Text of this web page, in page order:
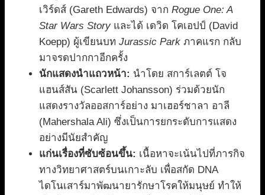
เวิร์ดส์ (Gareth Edwards) จาก Rogue One: A
Star Wars Story และได้ เดวิด โคเอปป์ (David
Koepp) ผู้เขียนบท Jurassic Park ภาคแรก กลับ
มาจรดปากกาอีกครั้ง
นักแสดงนำแถวหน้า: นำโดย สการ์เลตต์ โจ
แฮนส์สัน (Scarlett Johansson) ร่วมด้วยนัก
แสดงรางวัลออสการ์อย่าง มาเฮอร์ชาลา อาลี
(Mahershala Ali) ซึ่งเป็นการยกระดับการแสดง
อย่างมีนัยสำคัญ
แก่นเรื่องที่ซับซ้อนขึ้น: เนื้อหาจะเน้นไปที่ภารกิจ
ทางวิทยาศาสตร์บนเกาะลับ เพื่อสกัด DNA
ไดโนเสาร์มาพัฒนายารักษาโรคให้มนุษย์ ทำให้